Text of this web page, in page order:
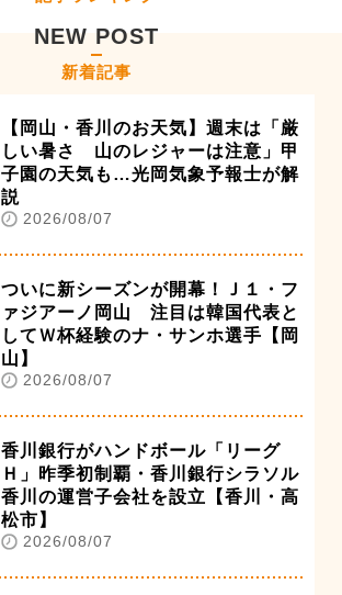
NEW POST
新着記事
【岡山・香川のお天気】週末は「厳
しい暑さ 山のレジャーは注意」甲
子園の天気も…光岡気象予報士が解
説
2026/08/07
ついに新シーズンが開幕！Ｊ１・フ
ァジアーノ岡山 注目は韓国代表と
してＷ杯経験のナ・サンホ選手【岡
山】
2026/08/07
香川銀行がハンドボール「リーグ
Ｈ」昨季初制覇・香川銀行シラソル
香川の運営子会社を設立【香川・高
松市】
2026/08/07